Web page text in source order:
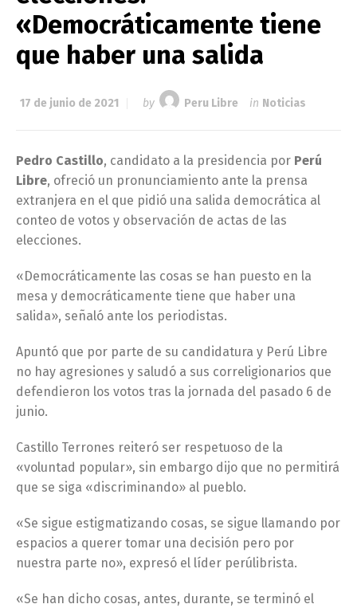
«Democráticamente tiene
que haber una salida
17 de junio de 2021 by Peru Libre in Noticias
Pedro Castillo, candidato a la presidencia por Perú
Libre, ofreció un pronunciamiento ante la prensa
extranjera en el que pidió una salida democrática al
conteo de votos y observación de actas de las
elecciones.
«Democráticamente las cosas se han puesto en la
mesa y democráticamente tiene que haber una
salida», señaló ante los periodistas.
Apuntó que por parte de su candidatura y Perú Libre
no hay agresiones y saludó a sus correligionarios que
defendieron los votos tras la jornada del pasado 6 de
junio.
Castillo Terrones reiteró ser respetuoso de la
«voluntad popular», sin embargo dijo que no permitirá
que se siga «discriminando» al pueblo.
«Se sigue estigmatizando cosas, se sigue llamando por
espacios a querer tomar una decisión pero por
nuestra parte no», expresó el líder perúlibrista.
«Se han dicho cosas, antes, durante, se terminó el